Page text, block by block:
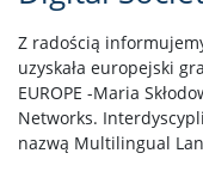
Z radością
uzyskała europejski
EUROPE -Maria
Networks.
nazwą Multilingual